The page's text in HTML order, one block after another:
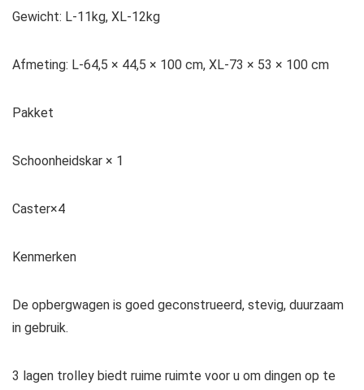
Gewicht: L-11kg, XL-12kg
Afmeting: L-64,5 × 44,5 × 100 cm, XL-73 × 53 × 100 cm
Pakket
Schoonheidskar × 1
Caster×4
Kenmerken
De opbergwagen is goed geconstrueerd, stevig, duurzaam
in gebruik.
3 lagen trolley biedt ruime ruimte voor u om dingen op te